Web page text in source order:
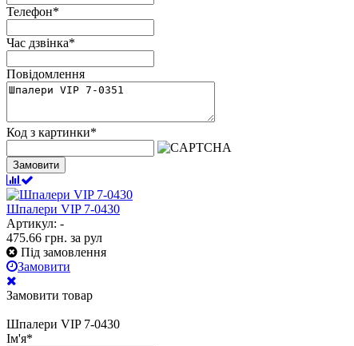
Телефон*
Час дзвінка*
Повідомлення
Код з картинки*
Замовити
Шпалери VIP 7-0430
Артикул: -
475.66 грн. за рул
Під замовлення
Замовити
Замовити товар
Шпалери VIP 7-0430
Ім'я*